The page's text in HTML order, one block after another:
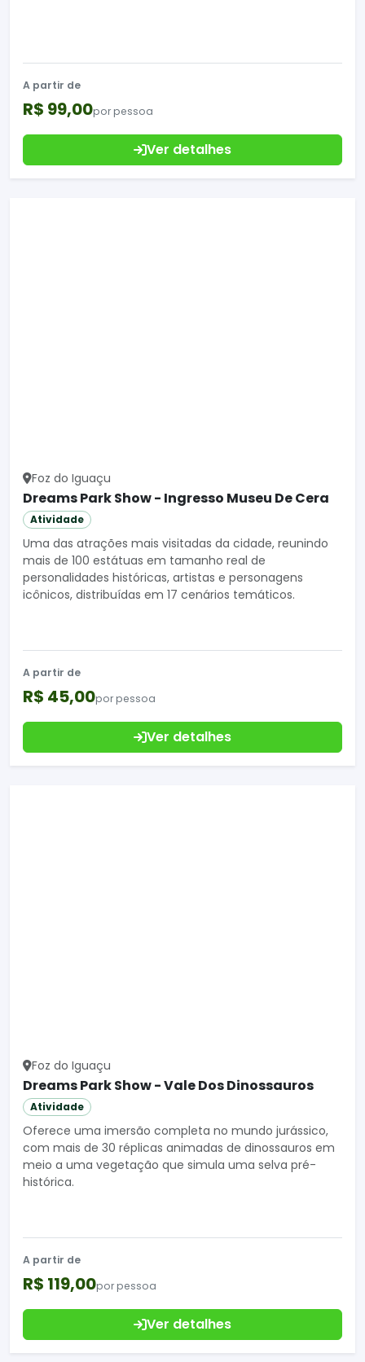
A partir de
R$ 99,00por pessoa
Ver detalhes
Foz do Iguaçu
Dreams Park Show - Ingresso Museu De Cera
Atividade
Uma das atrações mais visitadas da cidade, reunindo
mais de 100 estátuas em tamanho real de
personalidades históricas, artistas e personagens
icônicos, distribuídas em 17 cenários temáticos.
A partir de
R$ 45,00por pessoa
Ver detalhes
Foz do Iguaçu
Dreams Park Show - Vale Dos Dinossauros
Atividade
Oferece uma imersão completa no mundo jurássico,
com mais de 30 réplicas animadas de dinossauros em
meio a uma vegetação que simula uma selva pré-
histórica.
A partir de
R$ 119,00por pessoa
Ver detalhes